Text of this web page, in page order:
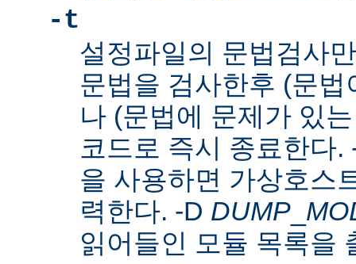
-t
설정파일의 문법검사
문법을 검사한후 (문
나 (문법에 문제가 있
코드로 즉시 종료한다
을 사용하면 가상호스
력한다. -D DUMP
읽어들인 모듈 목록을